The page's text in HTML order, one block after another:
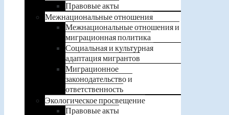
Правовые акты
Межнациональные отношения
Межнациональные отношения и
миграционная политика
Социальная и культурная
адаптация мигрантов
Миграционное
законодательство и
ответственность
Экологическое просвещение
Правовые акты